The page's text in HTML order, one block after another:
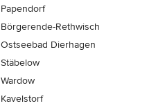
Papendorf
Börgerende-Rethwisch
Ostseebad Dierhagen
Stäbelow
Wardow
Kavelstorf